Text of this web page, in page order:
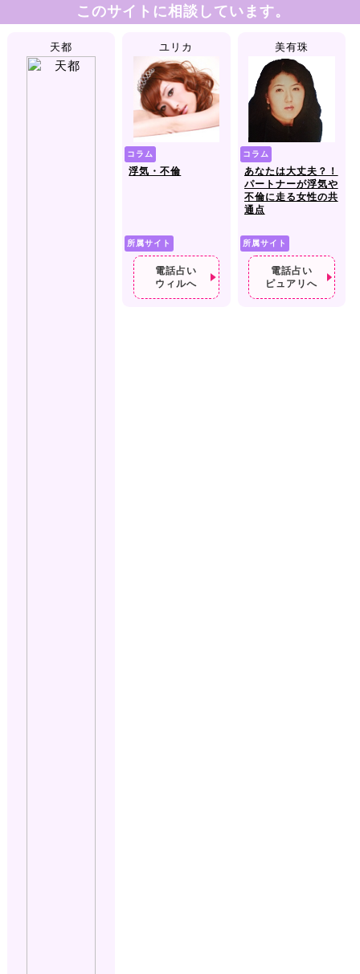
このサイトに相談しています。
天都 ユリカ
コラム
浮気・不倫
所属サイト
電話占い
ウィルへ
美有珠
コラム
あなたは大丈夫？！
パートナーが浮気や
不倫に走る女性の共
通点
所属サイト
電話占い
ピュアリへ